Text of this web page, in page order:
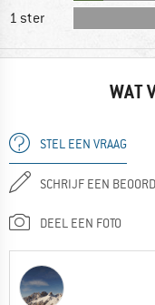
1 ster
WAT
STEL EEN VRAAG
SCHRIJF EEN
DEEL EEN FOTO